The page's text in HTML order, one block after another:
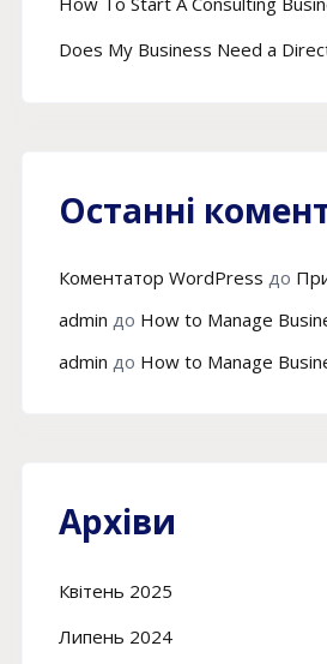
Does My Business Need a
Останні
Коментатор WordPress до
admin до How to Manage
admin до How to Manage
Архіви
Квітень 2025
Липень 2024